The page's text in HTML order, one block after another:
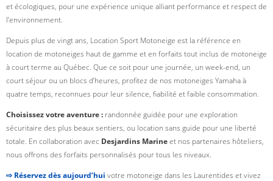
et écologiques, pour une expérience unique alliant performance et respect de
l’environnement.
Depuis plus de vingt ans, Location Sport Motoneige est la référence en
location de motoneiges haut de gamme et en forfaits tout inclus de motoneige
à court terme au Québec. Que ce soit pour une journée, un week-end, un
court séjour ou un blocs d’heures, profitez de nos motoneiges Yamaha à
quatre temps, reconnues pour leur silence, fiabilité et faible consommation.
Choisissez votre aventure : randonnée guidée pour une exploration
sécuritaire des plus beaux sentiers, ou location sans guide pour une liberté
totale. En collaboration avec Desjardins Marineet nos partenaires hôteliers,
nous offrons des forfaits personnalisés pour tous les niveaux.
⇨ Réservez dès aujourd’hui votre motoneige dans les Laurentides et vivez